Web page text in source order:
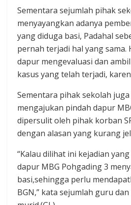
Sementara sejumlah pihak
menyayangkan adanya
yang diduga basi, Padahal
pernah terjadi hal yang sama.
dapur mengevaluasi dan
kasus yang telah terjadi,
Sementara pihak sekolah
mengajukan pindah dapur
dipersulit oleh pihak korban
dengan alasan yang kurang
“Kalau dilihat ini kejadian
dapur MBG Pohgading 3
basi,sehingga perlu
BGN,” kata sejumlah guru